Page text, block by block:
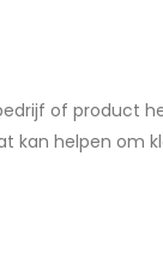
of product
helpen om